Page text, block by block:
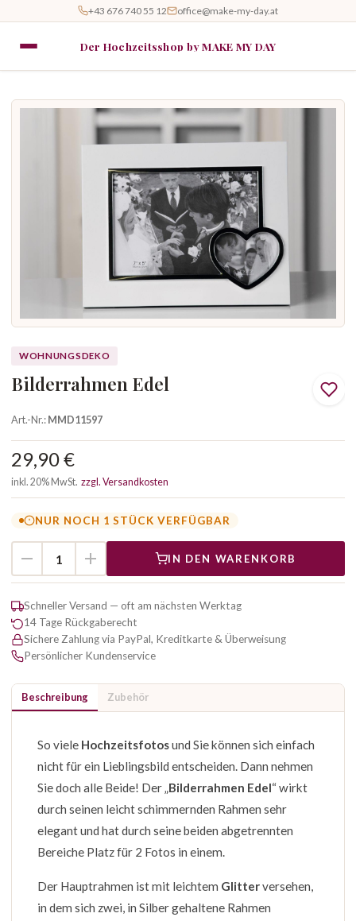
+43 676 740 55 12 office@make-my-day.at
Der Hochzeitsshop by MAKE MY DAY
WOHNUNGSDEKO
Bilderrahmen Edel
Art.-Nr.:MMD11597
29,90 €
inkl. 20% MwSt. zzgl. Versandkosten
NUR NOCH 1 STÜCK VERFÜGBAR
IN DEN WARENKORB
Schneller Versand — oft am nächsten Werktag
14 Tage Rückgaberecht
Sichere Zahlung via PayPal, Kreditkarte & Überweisung
Persönlicher Kundenservice
Beschreibung Zubehör
So viele Hochzeitsfotosund Sie können sich einfach
nicht für ein Lieblingsbild entscheiden. Dann nehmen
Sie doch alle Beide! Der „Bilderrahmen Edel“ wirkt
durch seinen leicht schimmernden Rahmen sehr
elegant und hat durch seine beiden abgetrennten
Bereiche Platz für 2 Fotos in einem.
Der Hauptrahmen ist mit leichtem Glitterversehen,
in dem sich zwei, in Silber gehaltene Rahmen